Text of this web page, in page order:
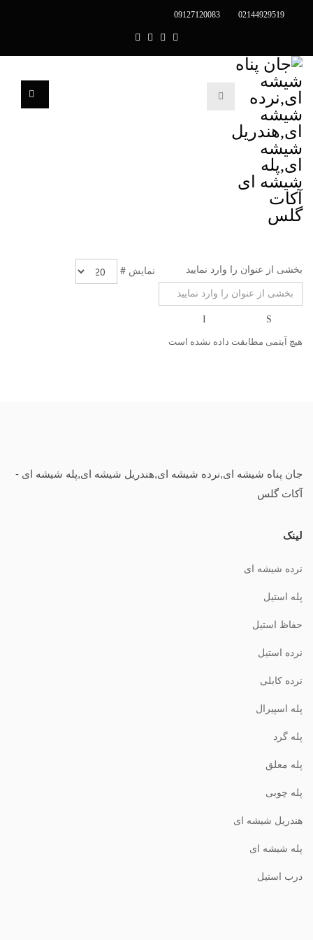
02144929519
09127120083
بخشی از عنوان را وارد نمایید نمایش #
هیچ آیتمی مطابقت داده نشده است
جان پناه شیشه ای,نرده شیشه ای,هندریل شیشه ای,پله شیشه ای -
آکات گلس
لینک
نرده شیشه ای
پله استیل
حفاظ استیل
نرده استیل
نرده کابلی
پله اسپیرال
پله گرد
پله معلق
پله چوبی
هندریل شیشه ای
پله شیشه ای
درب استیل